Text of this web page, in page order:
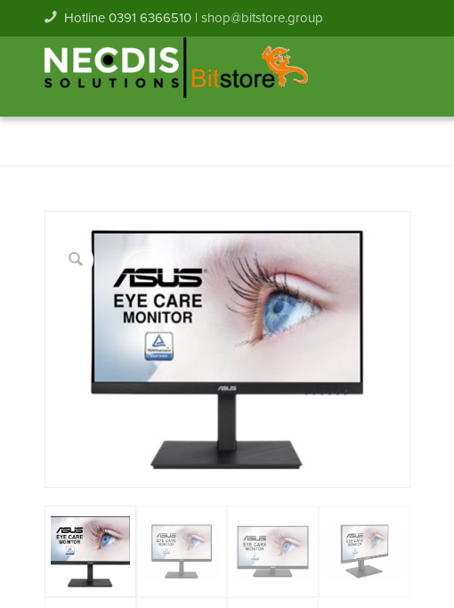
Hotline 0391 6366510 | shop@bitstore.group